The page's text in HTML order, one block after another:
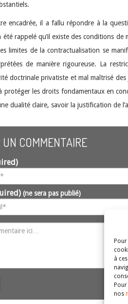
à
nos
encadrée, il a fallu répondre à la
été rappelé qu’il existe des conditions
limites de la contractualisation se
de manière rigoureuse. La
doctrinale privatiste et mal maîtrisé
les droits fondamentaux en
dualité claire, savoir la justification de
UN COMMENTAIRE
(ne sera pas publié)